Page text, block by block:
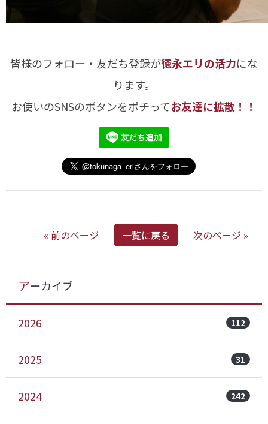
皆様のフォロー・友だち登録が徳永エリの活力にな
ります。
お使いのSNSのボタンをポチってお友達に拡散！！
« 前のページ 一覧に戻る 次のページ »
アーカイブ
2026 112
2025 31
2024 242